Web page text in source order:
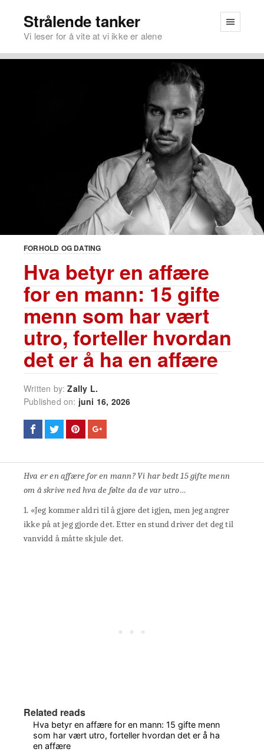
Strålende tanker
Vi leser for å vite at vi ikke er alene
FORHOLD OG DATING
Hva betyr en affære
for en mann: 15 gifte
menn som har vært
utro, forteller hvordan
det er å ha en affære
Written by:Zally L.
Published on: juni 16, 2026
Hva er en affære for en mann? Vi har bedt 15 gifte menn
om å skrive ned hva de følte da de var utro…
1. «Jeg kommer aldri til å gjøre det igjen, men jeg angrer
ikke på at jeg gjorde det. Etter en stund driver det deg til
vanvidd å måtte skjule det.
Related reads
Hva betyr en affære for en mann: 15 gifte menn
som har vært utro, forteller hvordan det er å ha
en affære